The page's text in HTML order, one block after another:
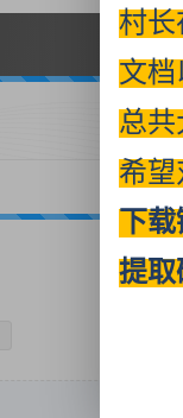
村长
文档
总共
希望
下
提取